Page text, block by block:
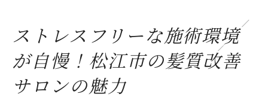
ストレスフリーな施術環境
が自慢！松江市の髪質改善
サロンの魅力